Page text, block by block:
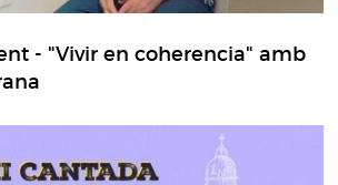
- "Vivir en coherencia" amb